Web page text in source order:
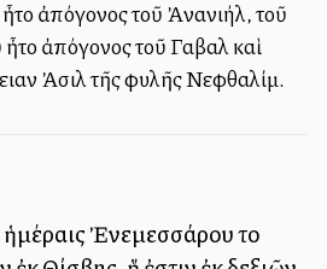
ἀπόγονος τοῦ Ἀνανιήλ, τοῦ
ἀπόγονος τοῦ Γαβαὴλ καὶ
Ἀσιὴλ τῆς φυλῆς Νεφθαλίμ.
Ἐνεμεσσάρου τοῦ